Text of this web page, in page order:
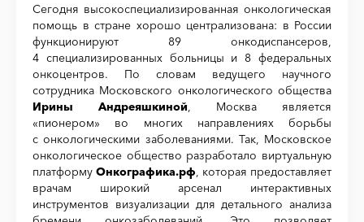
Сегодня высокоспециализированная онкологическая
помощь в стране хорошо централизована: в России
функционируют 89 онкодиспансеров,
4 специализированных больницы и 8 федеральных
онкоцентров. По словам ведущего научного
сотрудника Московского онкологического общества
Ирины Андреяшкиной, Москва является
«пионером» во многих направлениях борьбы
с онкологическими заболеваниями. Так, Московское
онкологическое общество разработало виртуальную
платформу Онкографика.рф, которая предоставляет
врачам широкий арсенал интерактивных
инструментов визуализации для детального анализа